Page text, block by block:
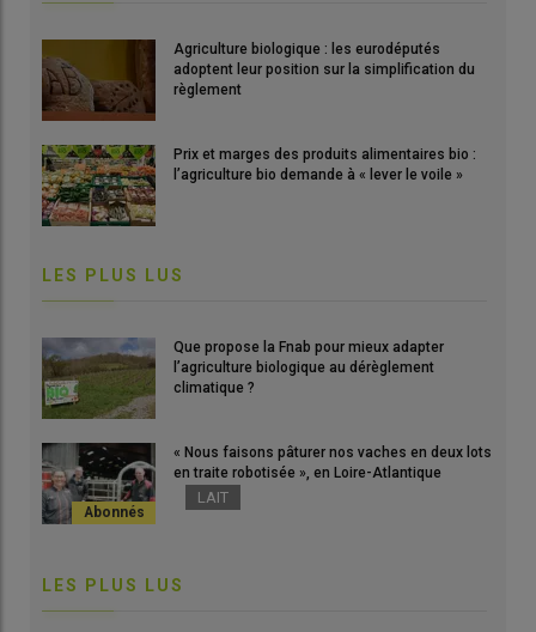
Agriculture biologique : les eurodéputés
adoptent leur position sur la simplification du
règlement
Prix et marges des produits alimentaires bio :
l’agriculture bio demande à « lever le voile »
LES PLUS LUS
Que propose la Fnab pour mieux adapter
l’agriculture biologique au dérèglement
climatique ?
« Nous faisons pâturer nos vaches en deux lots
en traite robotisée », en Loire-Atlantique
LAIT
LES PLUS LUS